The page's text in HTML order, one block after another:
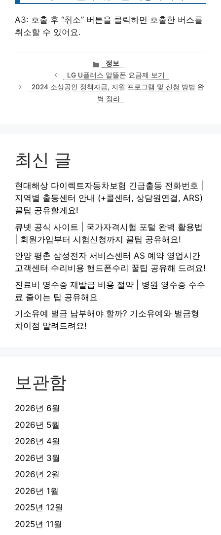
A3: 호출 후 “취소” 버튼을 클릭하면 호출한 버스를
취소할 수 있어요.
카
테
고
리
정보
LG U플러스 알뜰폰 요금제 보기
2024 소상공인 정책자금, 지원 프로그램 및 신청 방법 완
벽 정리
최신 글
현대해상 다이렉트자동차보험 긴급출동 전화번호 |
지역별 출동센터 안내 (+콜센터, 상담원연결, ARS)
꿀팁 공유할게요!
큐넷 공식 사이트 | 국가자격시험 포털 완벽 활용법
| 회원가입부터 시험신청까지 꿀팁 공유해요!
안양 평촌 삼성전자 서비스센터 AS 예약 영업시간
고객센터 수리비용 핸드폰수리 꿀팁 공유해 드려요!
진료비 영수증 재발급 비용 절약 | 병원 영수증 수수
료 줄이는 팁 공유해요
기소유예 벌금 납부해야 할까? 기소유예와 벌금형
차이점 알려드려요!
보관함
2026년 6월
2026년 5월
2026년 4월
2026년 3월
2026년 2월
2026년 1월
2025년 12월
2025년 11월